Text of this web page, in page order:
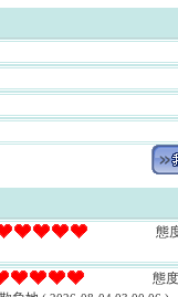
態
態度